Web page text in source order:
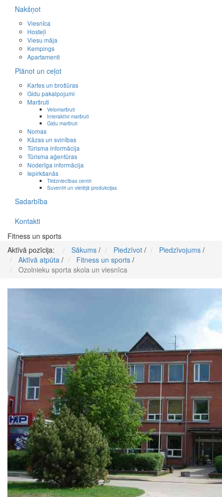
Nakšņot
Viesnīca
Hosteļi
Viesu māja
Kempings
Apartamenti
Plānot un ceļot
Kartes un brošūras
Gidu pakalpojumi
Maršruti
Velomaršruti
Interaktīvi maršruti
Gidu maršruti
Nomas
Kāzas un svinības
Tūrisma informācija
Tūrisma aģentūras
Noderīga informācija
Iepirkšanās
Tirdzniecības centri
Suvenīri un vietējā produkcijas
Sadarbība
Kontakti
Fitness un sports
Aktīvā pozīcija:
Sākums / Piedzīvot / Piedzīvojums /
Aktīvā atpūta / Fitness un sports /
Ozolnieku sporta skola un viesnīca